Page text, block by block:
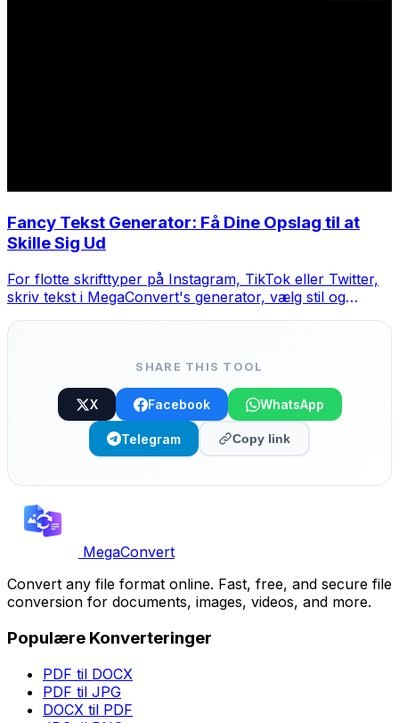
Fancy Tekst Generator: Få Dine Opslag til at
Skille Sig Ud
For flotte skrifttyper på Instagram, TikTok eller Twitter,
skriv tekst i MegaConvert's generator, vælg stil og
SHARE THIS TOOL
X Facebook WhatsApp
Telegram Copy link
MegaConvert
Convert any file format online. Fast, free, and secure file
conversion for documents, images, videos, and more.
Populære Konverteringer
PDF til DOCX
PDF til JPG
DOCX til PDF